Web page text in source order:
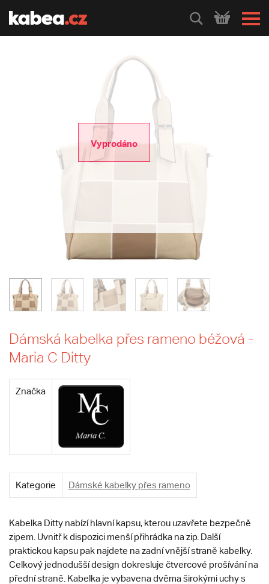
HLEDEJ
Vyprodáno
Dámská kabelka přes rameno béžová -
Maria C Ditty
Značka
Kategorie Dámské kabelky přes rameno
Kabelka Ditty nabízí hlavní kapsu, kterou uzavřete bezpečně
zipem. Uvnitř k dispozici menší přihrádka na zip. Další
praktickou kapsu pak najdete na zadní vnější straně kabelky.
Celkový jednodušší design dokresluje čtvercové prošívání na
přední straně. Kabelka je vybavena dvěma širokými uchy s